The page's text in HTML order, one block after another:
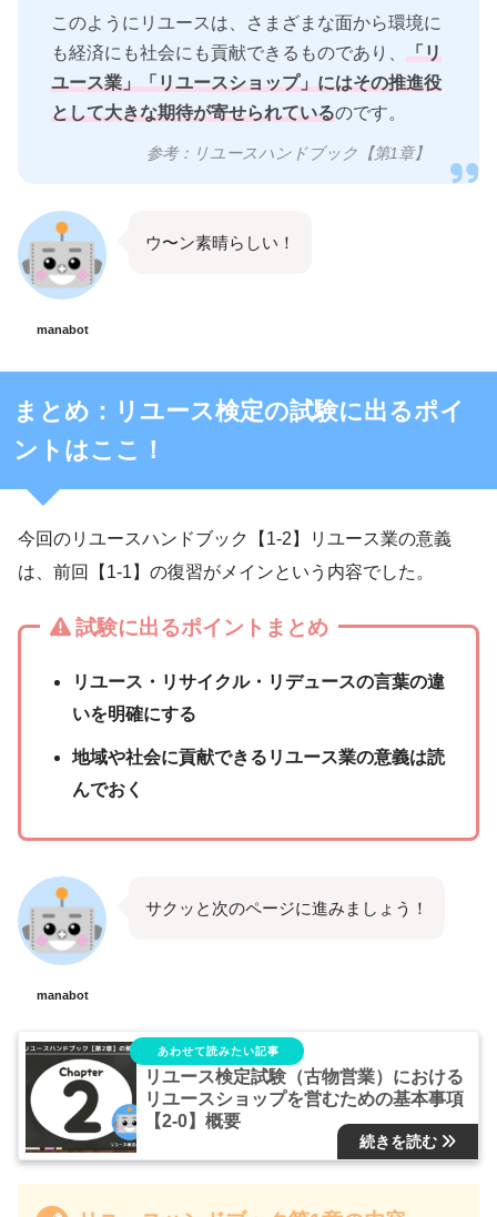
このようにリユースは、さまざまな面から環境に
も経済にも社会にも貢献できるものであり、 「リ
ユース業」「リユースショップ」にはその推進役
として大きな期待が寄せられているのです。
参考：リユースハンドブック【第1章】
manabot
ウ〜ン素晴らしい！
まとめ：リユース検定の試験に出るポイ
ントはここ！
今回のリユースハンドブック【1-2】リユース業の意義
は、前回【1-1】の復習がメインという内容でした。
試験に出るポイントまとめ
リユース・リサイクル・リデュースの言葉の違
いを明確にする
地域や社会に貢献できるリユース業の意義は読
んでおく
manabot
サクッと次のページに進みましょう！
リユース検定試験（古物営業）における
リユースショップを営むための基本事項
【2-0】概要